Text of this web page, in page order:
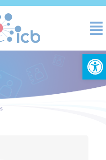
Ouvrir